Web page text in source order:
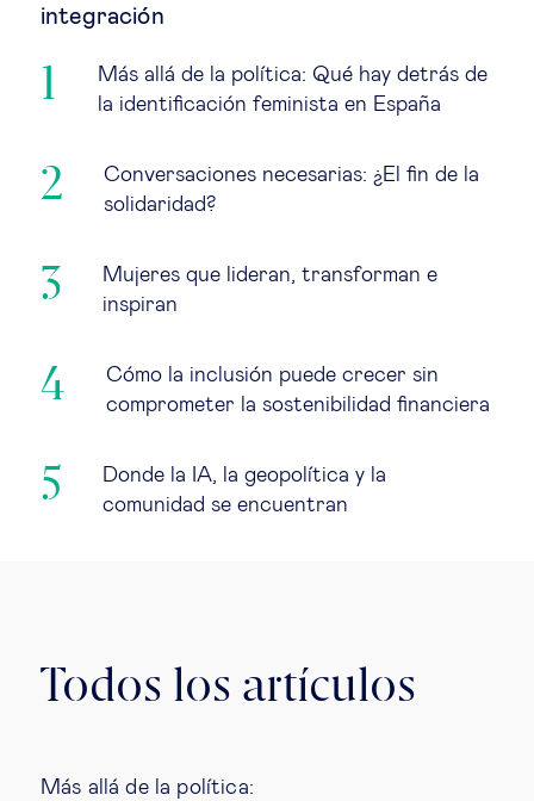
integración
Más allá de la política: Qué hay detrás de
la identificación feminista en España
Conversaciones necesarias: ¿El fin de la
solidaridad?
Mujeres que lideran, transforman e
inspiran
Cómo la inclusión puede crecer sin
comprometer la sostenibilidad financiera
Donde la IA, la geopolítica y la
comunidad se encuentran
Todos los artículos
Más allá de la política: